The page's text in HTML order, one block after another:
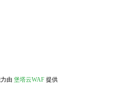
由 堡塔云WAF 提供